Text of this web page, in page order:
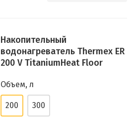
Накопительный
водонагреватель Thermex ER
200 V TitaniumHeat Floor
Объем, л
200 300